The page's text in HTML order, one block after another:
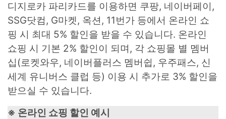
디지로카 파리카드를 이용하면 쿠팡, 네이버페이,
SSG닷컴, G마켓, 옥션, 11번가 등에서 온라인 쇼
핑 시 최대 5% 할인을 받을 수 있습니다. 온라인
쇼핑 시 기본 2% 할인이 되며, 각 쇼핑몰 별 멤버
십(로켓와우, 네이버플러스 멤버쉽, 우주패스, 신
세계 유니버스 클럽 등) 이용 시 추가로 3% 할인을
받으실 수 있습니다.
※ 온라인 쇼핑 할인 예시